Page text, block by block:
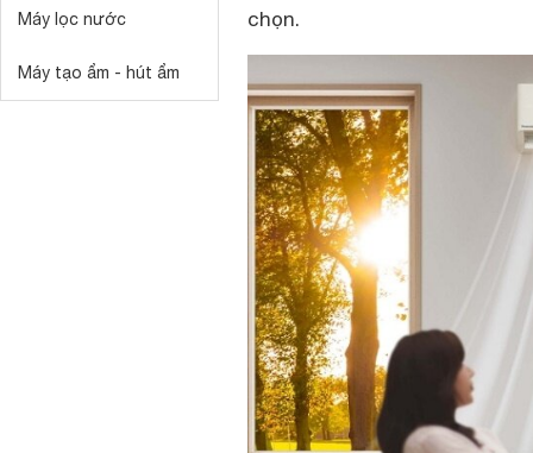
Máy lọc nước
Máy tạo ẩm - hút ẩm
chọn.